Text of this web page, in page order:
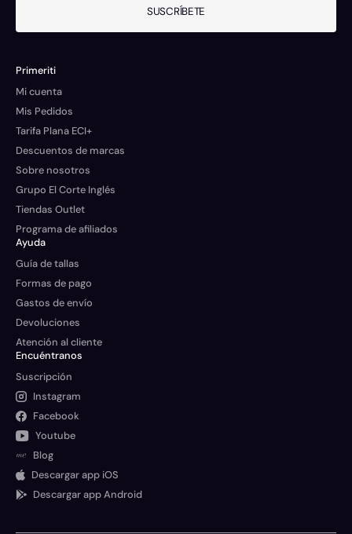
SUSCRÍBETE
Primeriti
Mi cuenta
Mis Pedidos
Tarifa Plana ECI+
Descuentos de marcas
Sobre nosotros
Grupo El Corte Inglés
Tiendas Outlet
Programa de afiliados
Ayuda
Guía de tallas
Formas de pago
Gastos de envío
Devoluciones
Atención al cliente
Encuéntranos
Suscripción
Instagram
Facebook
Youtube
Blog
Descargar app iOS
Descargar app Android